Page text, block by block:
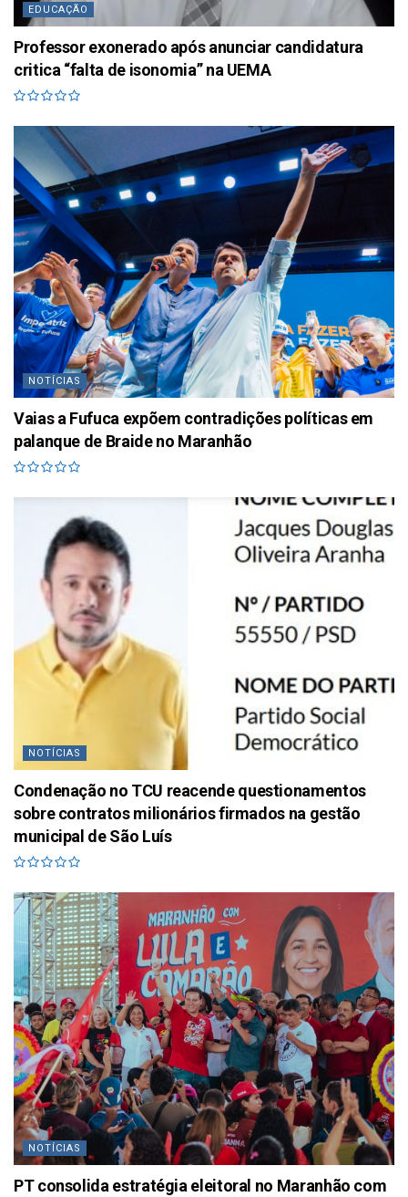
EDUCAÇÃO
Professor exonerado após anunciar candidatura
critica “falta de isonomia” na UEMA
NOTÍCIAS
Vaias a Fufuca expõem contradições políticas em
palanque de Braide no Maranhão
NOTÍCIAS
Condenação no TCU reacende questionamentos
sobre contratos milionários firmados na gestão
municipal de São Luís
NOTÍCIAS
PT consolida estratégia eleitoral no Maranhão com